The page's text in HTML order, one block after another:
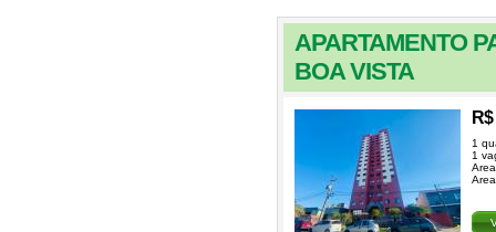
APARTAMENTO
BOA VISTA
1
1